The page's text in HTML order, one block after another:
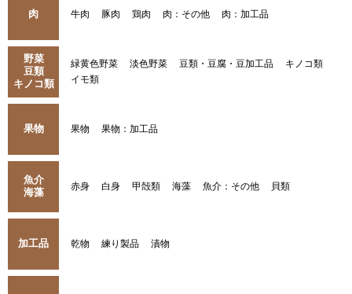
肉 牛肉 豚肉 鶏肉 肉：その他 肉：加工品
野菜
豆類
キノコ類
緑黄色野菜 淡色野菜 豆類・豆腐・豆加工品
キノコ類
イモ類
果物 果物 果物：加工品
魚介
海藻
赤身 白身 甲殻類 海藻 魚介：その他 貝類
加工品 乾物 練り製品 漬物